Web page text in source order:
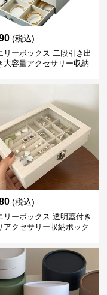
(税込)
リーボックス 二段引き出
大容量アクセサリー収納
(税込)
リーボックス 透明蓋付き
アクセサリー収納ボック